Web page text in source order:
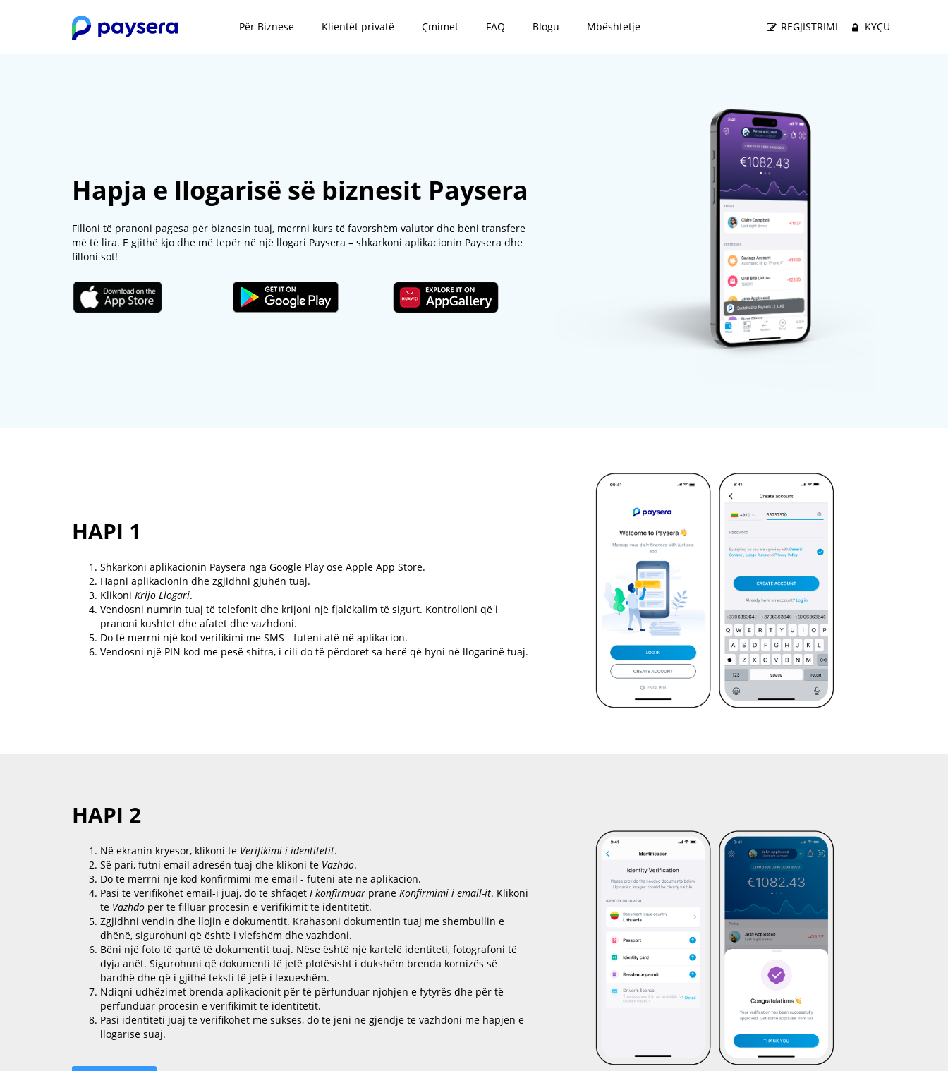
Për Biznese Klientët privatë Çmimet FAQ Blogu Mbështetje REGJISTRIMI KYÇU
Hapja e llogarisë së biznesit Paysera
Filloni të pranoni pagesa për biznesin tuaj, merrni kurs të favorshëm valutor dhe bëni transfere
më të lira. E gjithë kjo dhe më tepër në një llogari Paysera – shkarkoni aplikacionin Paysera dhe
filloni sot!
HAPI 1
Shkarkoni aplikacionin Paysera nga Google Play ose Apple App Store.
Hapni aplikacionin dhe zgjidhni gjuhën tuaj.
Klikoni Krijo Llogari.
Vendosni numrin tuaj të telefonit dhe krijoni një fjalëkalim të sigurt. Kontrolloni që i
pranoni kushtet dhe afatet dhe vazhdoni.
Do të merrni një kod verifikimi me SMS - futeni atë në aplikacion.
Vendosni një PIN kod me pesë shifra, i cili do të përdoret sa herë që hyni në llogarinë tuaj.
HAPI 2
Në ekranin kryesor, klikoni te Verifikimi i identitetit.
Së pari, futni email adresën tuaj dhe klikoni te Vazhdo.
Do të merrni një kod konfirmimi me email - futeni atë në aplikacion.
Pasi të verifikohet email-i juaj, do të shfaqet I konfirmuar pranë Konfirmimi i email-it. Klikoni
te Vazhdo për të filluar procesin e verifikimit të identitetit.
Zgjidhni vendin dhe llojin e dokumentit. Krahasoni dokumentin tuaj me shembullin e
dhënë, sigurohuni që është i vlefshëm dhe vazhdoni.
Bëni një foto të qartë të dokumentit tuaj. Nëse është një kartelë identiteti, fotografoni të
dyja anët. Sigurohuni që dokumenti të jetë plotësisht i dukshëm brenda kornizës së
bardhë dhe që i gjithë teksti të jetë i lexueshëm.
Ndiqni udhëzimet brenda aplikacionit për të përfunduar njohjen e fytyrës dhe për të
përfunduar procesin e verifikimit të identitetit.
Pasi identiteti juaj të verifikohet me sukses, do të jeni në gjendje të vazhdoni me hapjen e
llogarisë suaj.